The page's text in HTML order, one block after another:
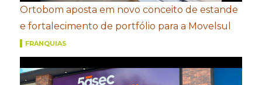
Ortobom aposta em novo conceito de estande
e fortalecimento de portfólio para a Movelsul
FRANQUIAS